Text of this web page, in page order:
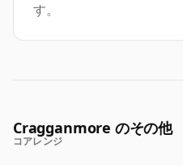
す。
Cragganmore のその他
コアレンジ